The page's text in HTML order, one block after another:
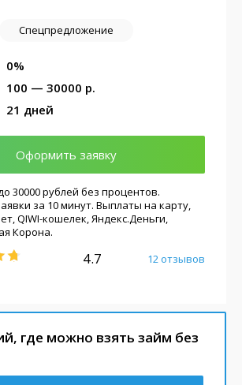
Спецпредложение
0%
100 — 30000 р.
21 дней
Оформить заявку
30000 рублей без процентов.
за 10 минут. Выплаты на карту,
QIWI-кошелек, Яндекс.Деньги,
Корона.
4.7 12 отзывов
где можно взять займ без